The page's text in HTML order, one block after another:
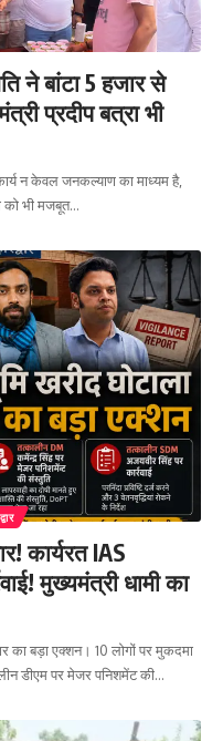
ने बांटा 5 हजार से
प्रदीप बत्रा भी
न केवल जनकल्याण का माध्यम है,
को भी मजबूत…
कार्यरत IAS
मुख्यमंत्री धामी का
का बड़ा एक्शन। 10 लोगों पर मुकदमा
डीएम पर मेजर पनिशमेंट की…